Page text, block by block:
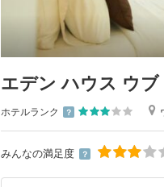
エデン ハウス ウブ
ホテルランク ？
みんなの満足度 ？